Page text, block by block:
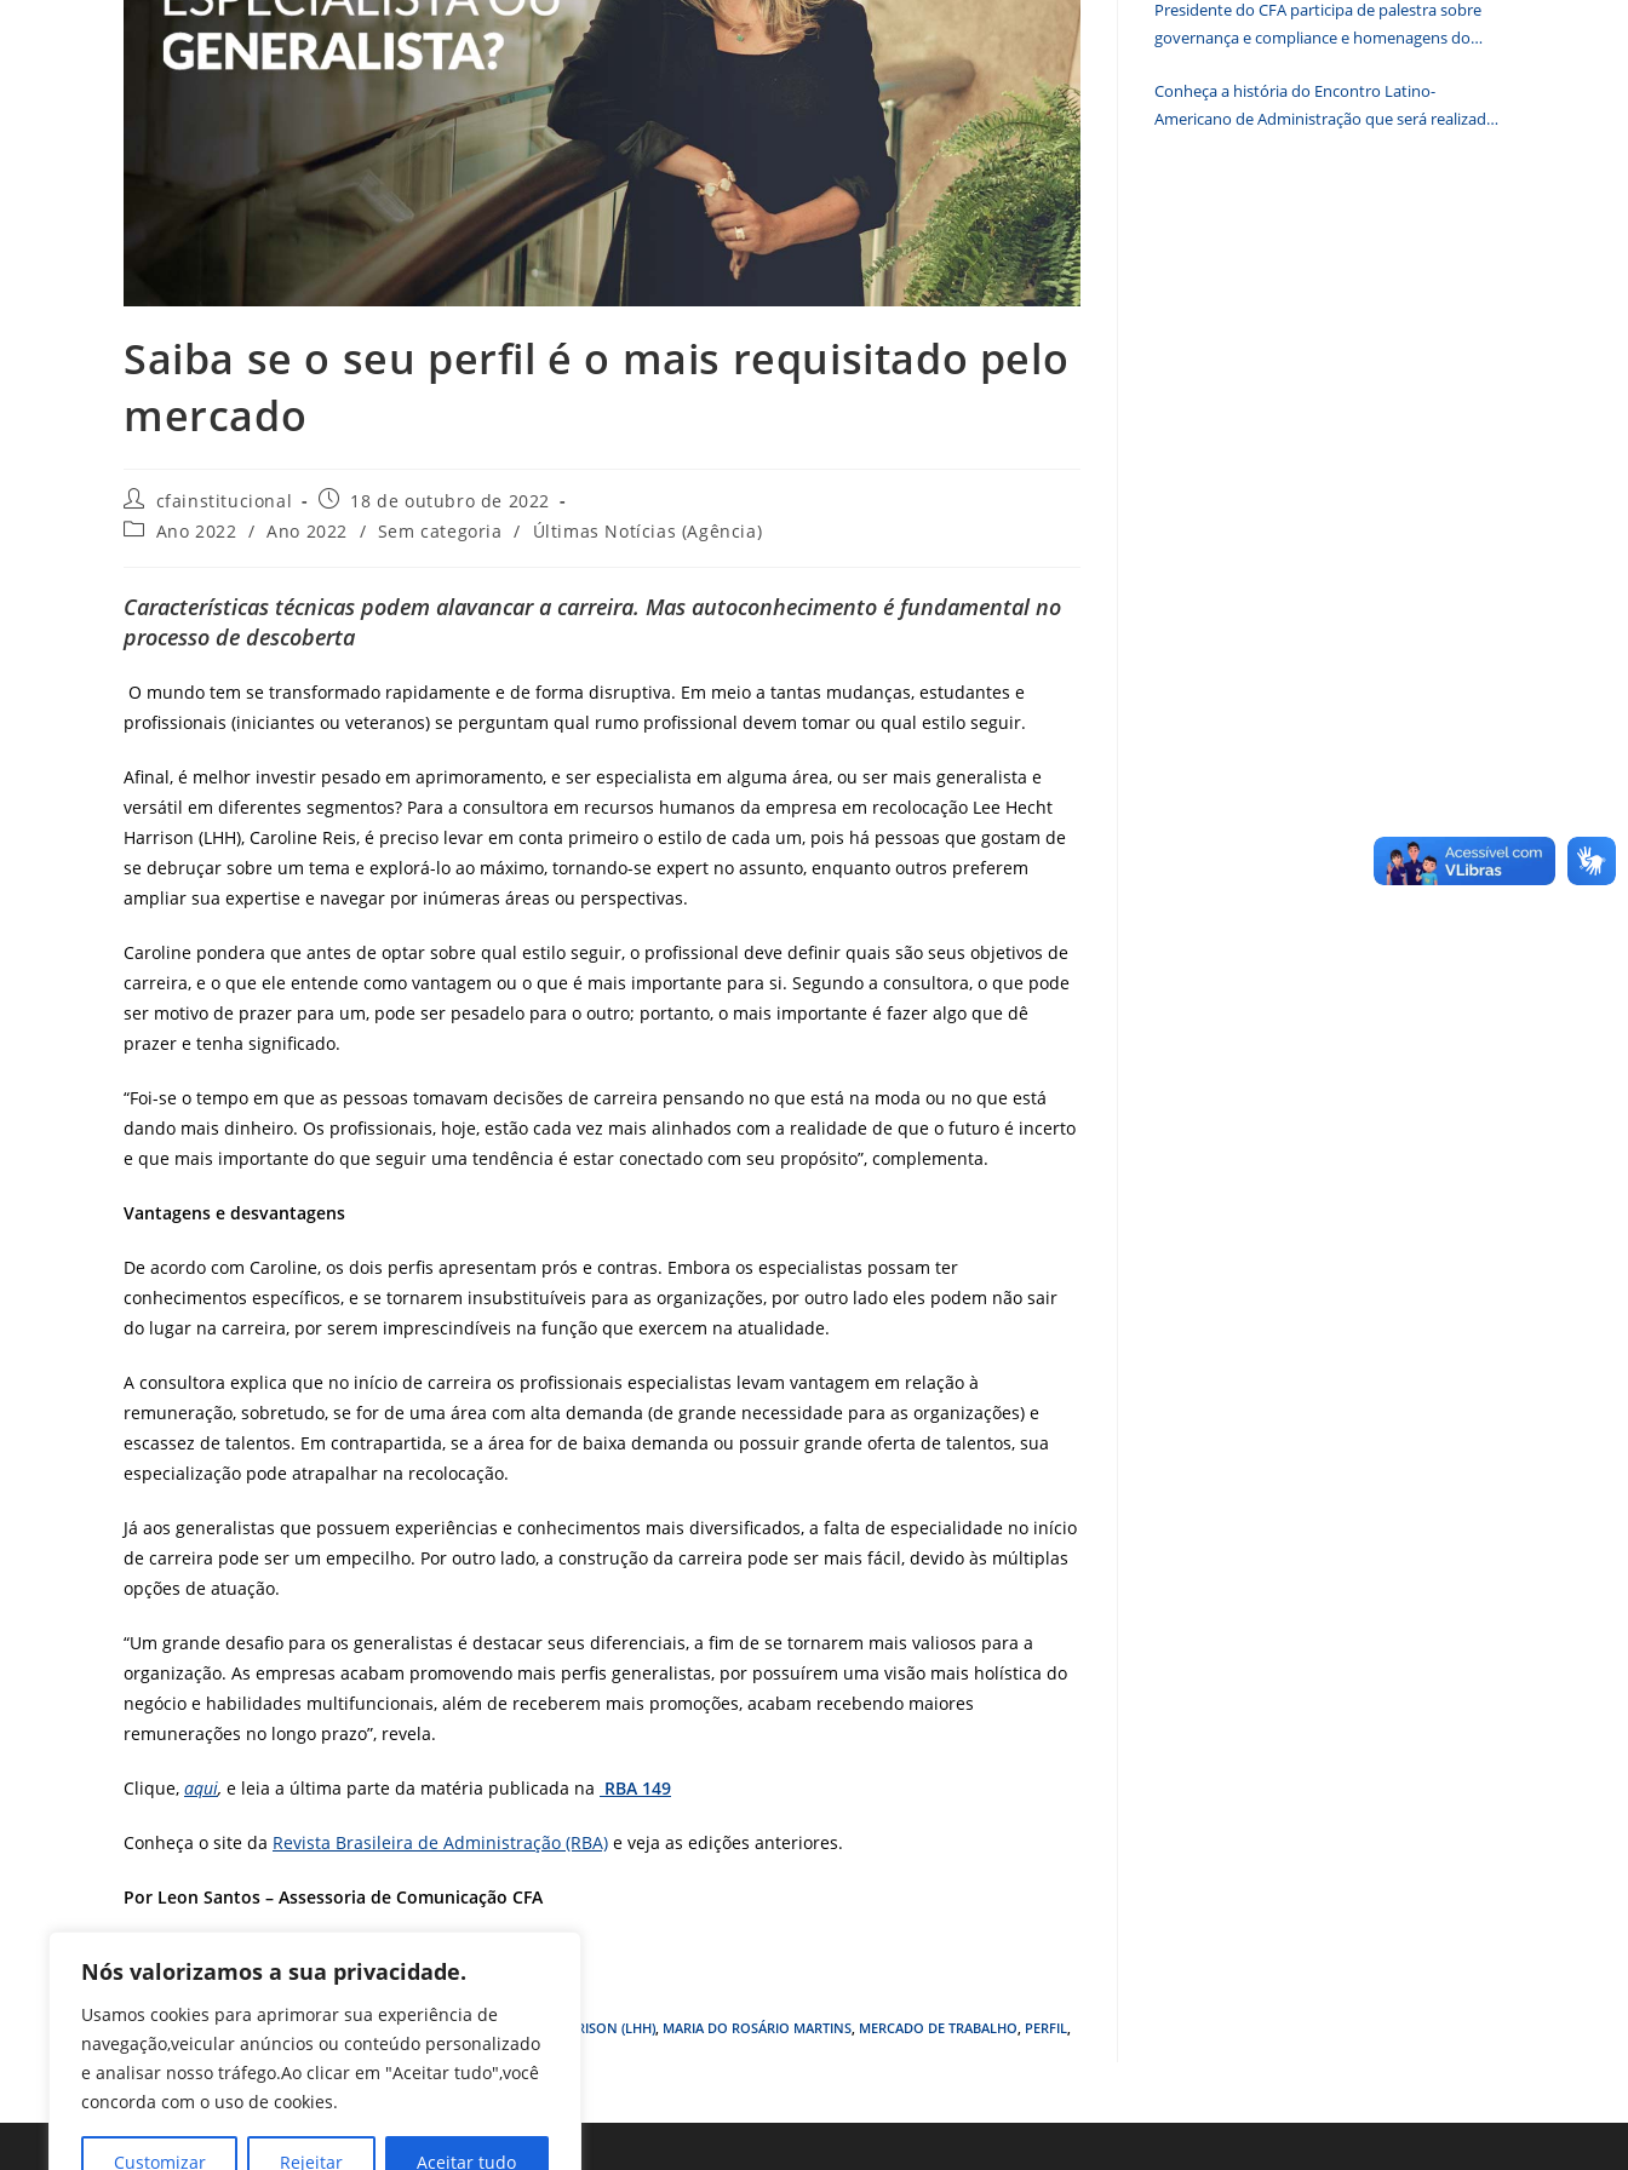
Nós valorizamos a sua privacidade.
Usamos cookies para aprimorar sua experiência de
navegação,veicular anúncios ou conteúdo personalizado
e analisar nosso tráfego.Ao clicar em "Aceitar tudo",você
concorda com o uso de cookies.
Customizar Rejeitar Aceitar tudo
Saiba se o seu perfil é o mais requisitado pelo
mercado
Autor
do
post:
cfainstitucional
Post
publicado:
18 de outubro de 2022
Categoria
Ano 2022 / Ano 2022 / Sem categoria / Últimas Notícias (Agência)
Características técnicas podem alavancar a carreira. Mas autoconhecimento é fundamental no
processo de descoberta
O mundo tem se transformado rapidamente e de forma disruptiva. Em meio a tantas mudanças, estudantes e
profissionais (iniciantes ou veteranos) se perguntam qual rumo profissional devem tomar ou qual estilo seguir.
Afinal, é melhor investir pesado em aprimoramento, e ser especialista em alguma área, ou ser mais generalista e
versátil em diferentes segmentos? Para a consultora em recursos humanos da empresa em recolocação Lee Hecht
Harrison (LHH), Caroline Reis, é preciso levar em conta primeiro o estilo de cada um, pois há pessoas que gostam de
se debruçar sobre um tema e explorá-lo ao máximo, tornando-se expert no assunto, enquanto outros preferem
ampliar sua expertise e navegar por inúmeras áreas ou perspectivas.
Caroline pondera que antes de optar sobre qual estilo seguir, o profissional deve definir quais são seus objetivos de
carreira, e o que ele entende como vantagem ou o que é mais importante para si. Segundo a consultora, o que pode
ser motivo de prazer para um, pode ser pesadelo para o outro; portanto, o mais importante é fazer algo que dê
prazer e tenha significado.
“Foi-se o tempo em que as pessoas tomavam decisões de carreira pensando no que está na moda ou no que está
dando mais dinheiro. Os profissionais, hoje, estão cada vez mais alinhados com a realidade de que o futuro é incerto
e que mais importante do que seguir uma tendência é estar conectado com seu propósito”, complementa.
Vantagens e desvantagens
De acordo com Caroline, os dois perfis apresentam prós e contras. Embora os especialistas possam ter
conhecimentos específicos, e se tornarem insubstituíveis para as organizações, por outro lado eles podem não sair
do lugar na carreira, por serem imprescindíveis na função que exercem na atualidade.
A consultora explica que no início de carreira os profissionais especialistas levam vantagem em relação à
remuneração, sobretudo, se for de uma área com alta demanda (de grande necessidade para as organizações) e
escassez de talentos. Em contrapartida, se a área for de baixa demanda ou possuir grande oferta de talentos, sua
especialização pode atrapalhar na recolocação.
Já aos generalistas que possuem experiências e conhecimentos mais diversificados, a falta de especialidade no início
de carreira pode ser um empecilho. Por outro lado, a construção da carreira pode ser mais fácil, devido às múltiplas
opções de atuação.
“Um grande desafio para os generalistas é destacar seus diferenciais, a fim de se tornarem mais valiosos para a
organização. As empresas acabam promovendo mais perfis generalistas, por possuírem uma visão mais holística do
negócio e habilidades multifuncionais, além de receberem mais promoções, acabam recebendo maiores
remunerações no longo prazo”, revela.
Clique, aqui, e leia a última parte da matéria publicada na RBA 149
Conheça o site da Revista Brasileira de Administração (RBA) e veja as edições anteriores.
Por Leon Santos – Assessoria de Comunicação CFA
F
a
c
e
b
o
T
w
itt
er
Li
n
k
e
dI
n
W
h
at
s
A
p
M
e
ss
e
g
Pr
in
tF
ri
n
CAROLINE REIS ESPECIALISTA OU GENERALISTA? LEE HETCH HARRISON (LHH), MARIA DO ROSÁRIO MARTINS, MERCADO DE TRABALHO, PERFIL,
ZARINHA MARTINS
Presidente do CFA participa de palestra sobre
governança e compliance e homenagens do
Conheça a história do Encontro Latino-
Americano de Administração que será realizado